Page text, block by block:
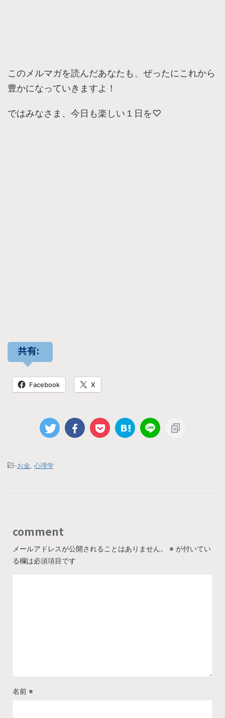
このメルマガを読んだあなたも、ぜったにこれから
豊かになっていきますよ！
ではみなさま、今日も楽しい１日を♡
共有:
Facebook X
-お金 心理学
comment
メールアドレスが公開されることはありません。 ※ が付いてい
る欄は必須項目です
名前 ※